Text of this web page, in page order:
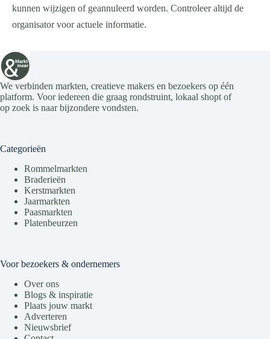
kunnen wijzigen of geannuleerd worden. Controleer altijd de
organisator voor actuele informatie.
We verbinden markten, creatieve makers en bezoekers op één
platform. Voor iedereen die graag rondstruint, lokaal shopt of
op zoek is naar bijzondere vondsten.
Categorieën
Rommelmarkten
Braderieën
Kerstmarkten
Jaarmarkten
Paasmarkten
Platenbeurzen
Voor bezoekers & ondernemers
Over ons
Blogs & inspiratie
Plaats jouw markt
Adverteren
Nieuwsbrief